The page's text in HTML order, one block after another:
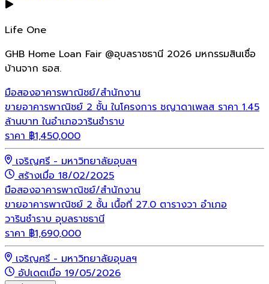
Life One
GHB Home Loan Fair @อุบลราชธานี 2026 มหกรรมสินเชื่อ
บ้านจาก ธอส.
มือสองอาคารพาณิชย์/สำนักงาน
ขายอาคารพาณิชย์ 2 ชั้น ในโครงการ ชญาดาเพลส ราคา 1.45
ล้านบาท ในอำเภอวารินชำราบ
ราคา ฿1,450,000
เจริญศรี - มหาวิทยาลัยอุบลฯ
สร้างเมื่อ 18/02/2025
มือสองอาคารพาณิชย์/สำนักงาน
ขายอาคารพาณิชย์ 2 ชั้น เนื้อที่ 27.0 ตารางวา อำเภอ
วารินชำราบ อุบลราชธานี
ราคา ฿1,690,000
เจริญศรี - มหาวิทยาลัยอุบลฯ
อัปเดตเมื่อ 19/05/2026